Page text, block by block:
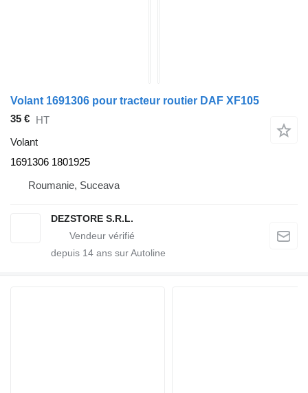
Volant 1691306 pour tracteur routier DAF XF105
35 € HT
Volant
1691306 1801925
Roumanie, Suceava
DEZSTORE S.R.L.
depuis 14 ans sur Autoline